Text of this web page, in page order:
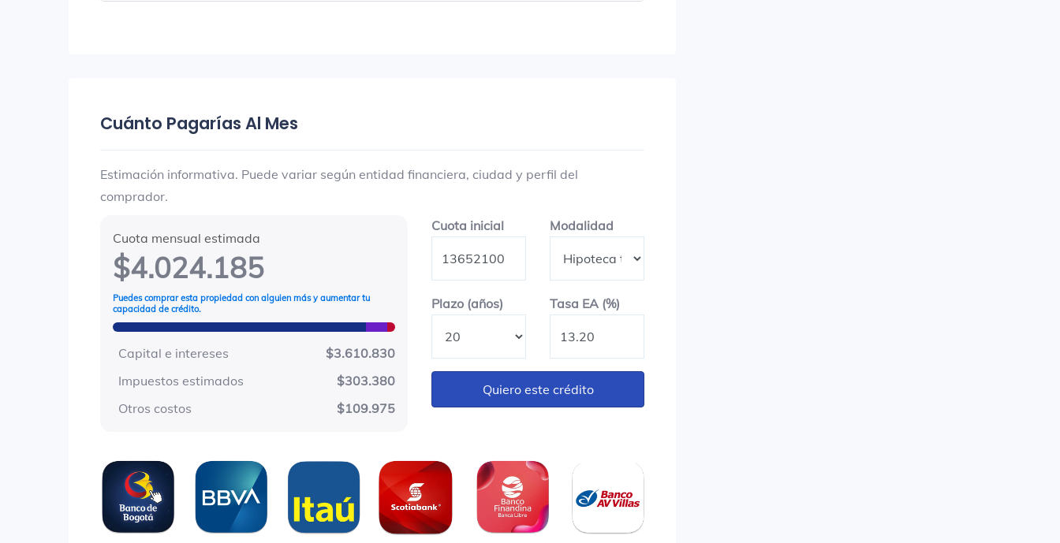
Cuánto Pagarías Al Mes
Estimación informativa. Puede variar según entidad financiera, ciudad y perfil del
comprador.
Cuota mensual estimada
$4.024.185
Puedes comprar esta propiedad con alguien más y aumentar tu
capacidad de crédito.
Capital e intereses
$3.610.830
Impuestos estimados
$303.380
Otros costos
$109.975
Cuota inicialCuota inicialModalidad
Plazo (años) Plazo en añosTasa EA (%)
Quiero este crédito